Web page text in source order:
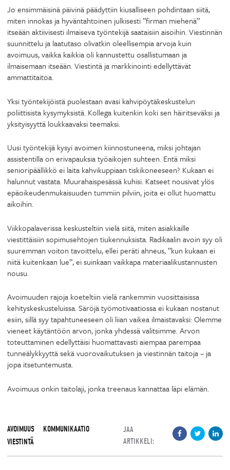
Jo ensimmäisinä päivinä päädyttiin kiusalliseen pohdintaan siitä,
miten innokas ja hyväntahtoinen julkisesti ”firman miehenä”
itseään aktiivisesti ilmaiseva työntekijä saataisiin aisoihin. Viestinnän
suunnittelu ja laatutaso olivatkin oleellisempia arvoja kuin
avoimuus, vaikka kaikkia oli kannustettu osallistumaan ja
ilmaisemaan itseään. Viestintä ja markkinointi edellyttävät
ammattitaitoa.
Yksi työntekijöistä puolestaan avasi kahvipöytäkeskustelun
poliittisista kysymyksistä. Kollega kuitenkin koki sen häiritseväksi ja
yksityisyyttä loukkaavaksi teemaksi.
Uusi työntekijä kysyi avoimen kiinnostuneena, miksi johtajan
assistentilla on erivapauksia työaikojen suhteen. Entä miksi
senioripäällikkö ei laita kahvikuppiaan tiskikoneeseen? Kukaan ei
halunnut vastata. Muurahaispesässä kuhisi. Katseet nousivat ylös
epäoikeudenmukaisuuden tummiin pilviin, joita ei ollut huomattu
aikoihin.
Viikkopalaverissa keskusteltiin vielä siitä, miten asiakkaille
viestittäisiin sopimusehtojen tiukennuksista. Radikaalin avoin syy oli
suuremman voiton tavoittelu, ellei peräti ahneus, ”kun kukaan ei
niitä kuitenkaan lue”, ei suinkaan vaikkapa materiaalikustannusten
nousu.
Avoimuuden rajoja koeteltiin vielä rankemmin vuosittaisissa
kehityskeskusteluissa. Säröjä työmotivaatiossa ei kukaan nostanut
esiin, sillä syy tapahtuneeseen oli liian vaikea ilmaistavaksi: Olemme
vieneet käytäntöön arvon, jonka yhdessä valitsimme. Arvon
toteuttaminen edellyttäisi huomattavasti aiempaa parempaa
tunneälykkyyttä sekä vuorovaikutuksen ja viestinnän taitoja – ja
jopa itsetuntemusta.
Avoimuus onkin taitolaji, jonka treenaus kannattaa läpi elämän.
AVOIMUUS
KOMMUNIKAATIO
VIESTINTÄ
JAA
ARTIKKELI: